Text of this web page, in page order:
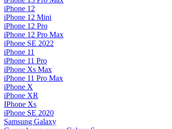
iPhone 12
iPhone 12 Mini
iPhone 12 Pro
iPhone 12 Pro Max
iPhone SE 2022
iPhone 11
iPhone 11 Pro
iPhone Xs Max
iPhone 11 Pro Max
iPhone X
iPhone XR
IPhone Xs
iPhone SE 2020
Samsung Galaxy